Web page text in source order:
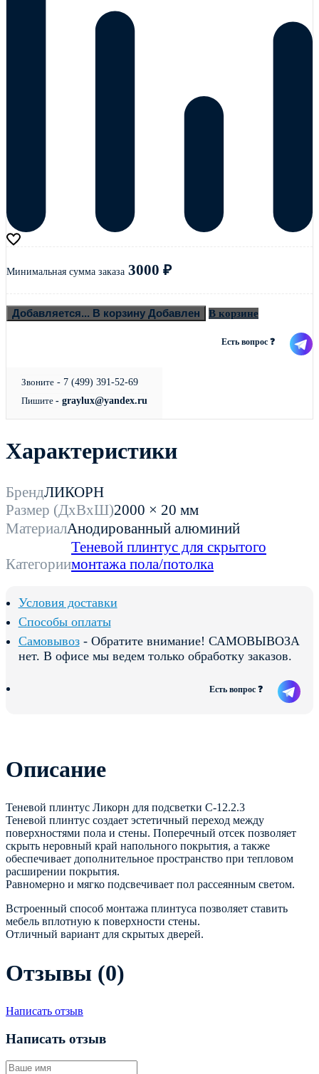
Минимальная сумма заказа 3000 ₽
Добавляется... В корзину Добавлен В корзине
Есть вопрос ❓
Звоните - 7 (499) 391-52-69
Пишите - graylux@yandex.ru
Характеристики
БрендЛИКОРН
Размер (ДхВхШ)2000 × 20 мм
МатериалАнодированный алюминий
Категории
Теневой плинтус для скрытого
монтажа пола/потолка
Условия доставки
Способы оплаты
Самовывоз- Обратите внимание! САМОВЫВОЗА
нет. В офисе мы ведем только обработку заказов.
Есть вопрос ❓
Описание
Теневой плинтус Ликорн для подсветки С-12.2.3
Теневой плинтус создает эстетичный переход между
поверхностями пола и стены. Поперечный отсек позволяет
скрыть неровный край напольного покрытия, а также
обеспечивает дополнительное пространство при тепловом
расширении покрытия.
Равномерно и мягко подсвечивает пол рассеянным светом.
Встроенный способ монтажа плинтуса позволяет ставить
мебель вплотную к поверхности стены.
Отличный вариант для скрытых дверей.
Отзывы (0)
Написать отзыв
Написать отзыв